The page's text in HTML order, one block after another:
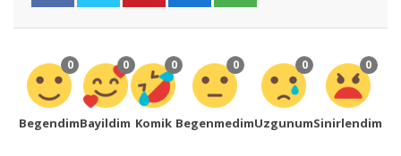
0
Begendim
0
Bayildim
0
Komik
0
Begenmedim
0
Uzgunum
0
Sinirlendim